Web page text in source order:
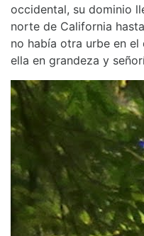
occidental, su dominio
norte de California
no había otra urbe en
ella en grandeza y